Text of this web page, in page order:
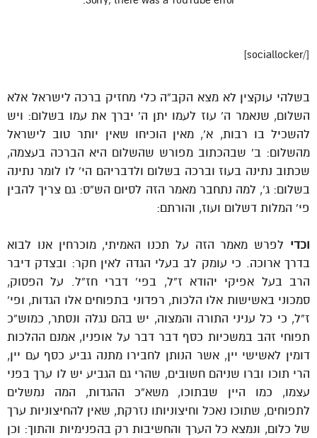
[/sociallocker]
בשלהי עוקצין לא מצא הקב”ה כלי מחזיק ברכה לישראל אלא
השלום, שנאמר ה’ עוז לעמו יתן ה’ יברך את עמו בשלום: ויש
להשכיל בו רבות, א’, מאין הוכיחו שאין יותר טוב לישראל
מהשלום: ב’ שבהכתוב מפורש שהשלום היא הברכה בעצמה,
שכתוב נתינה בעוז וברכה בשלום ולדבריהם הי’ לו לומר נתינה
בשלום: ג’, למה נתחבר מאמר הזה לסיום הש”ס: גם צריך להבין
פי’ המלות דשלום ועוז, והורתם:
וכדי לפרש מאמר הזה על תכנו האמיתי, מוכרחין אנו לבוא
בדרך ארוכה. כי עומק לב בעלי הגדה לאין חקר: ובצדק דיבר
הרב בעל אפיקי יהודא ז”ל, בפי’ דברי חז”ל. על הפסוק,
סמכוני באשישות אלו הלכות, רפדוני בתפוחים אלו הגדות, ופי’
ז”ל, כי כל עניני התורה והמצוה, יש בהם נגלה ונסתר, כמוש”כ
תפוחי זהב במשכיות כסף דבר דבר על אופניו, אמנם ההלכות
דומין לאשישי יין, אשר הנותן לחבירו מתנה גביע כסף עם יין,
הרי תוכו וברו שניהם חשובים, שהרי גם הגביע יש לו ערך בפני
עצמו, כמו היין שבתוכו, משא”כ ההגדות, המה נמשלים
לתפוחים, שתוכו נאכל וחיצוניותו נזרקת, שאין להחיצוניות ערך
של כלום, ונמצא כל הערך והחשיבות רק בהפנימיות והתוך: וכן